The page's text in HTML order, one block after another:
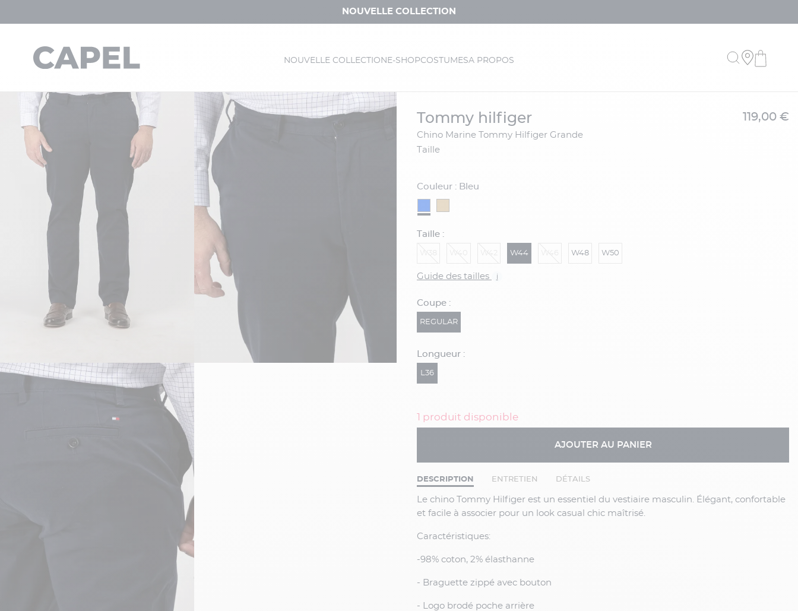
NOUVELLE COLLECTION
NOUVELLE COLLECTION E-SHOPCOSTUMESA PROPOS
tommy hilfiger
Chino Marine Tommy Hilfiger Grande
Taille
119,00 €
Couleur : Bleu
Taille :
W44 W48 W50
Guide des tailles i
Coupe :
REGULAR
Longueur :
L36
1 produit disponible
AJOUTER AU PANIER
DESCRIPTION ENTRETIEN DÉTAILS
Le chino Tommy Hilfiger est un essentiel du vestiaire masculin. Élégant, confortable
et facile à associer pour un look casual chic maîtrisé.
Caractéristiques:
-98% coton, 2% élasthanne
- Braguette zippé avec bouton
- Logo brodé poche arrière